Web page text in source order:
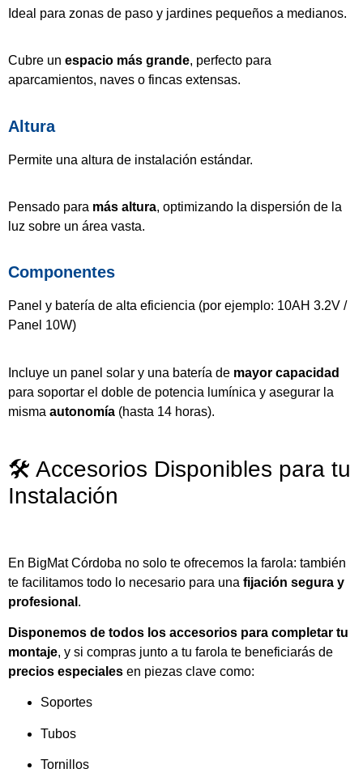
Ideal para zonas de paso y jardines pequeños a medianos.
Cubre un espacio más grande, perfecto para
aparcamientos, naves o fincas extensas.
Altura
Permite una altura de instalación estándar.
Pensado para más altura, optimizando la dispersión de la
luz sobre un área vasta.
Componentes
Panel y batería de alta eficiencia (por ejemplo: 10AH 3.2V /
Panel 10W)
Incluye un panel solar y una batería de mayor capacidad
para soportar el doble de potencia lumínica y asegurar la
misma autonomía (hasta 14 horas).
🛠️ Accesorios Disponibles para tu
Instalación
En BigMat Córdoba no solo te ofrecemos la farola: también
te facilitamos todo lo necesario para una fijación segura y
profesional .
Disponemos de todos los accesorios para completar tu
montaje, y si compras junto a tu farola te beneficiarás de
precios especiales en piezas clave como:
Soportes
Tubos
Tornillos